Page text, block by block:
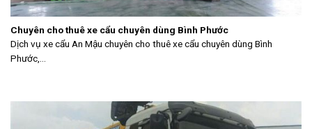
Chuyên cho thuê xe cẩu chuyên dùng Bình Phước
Dịch vụ xe cẩu An Mậu chuyên cho thuê xe cẩu chuyên dùng Bình
Phước,...